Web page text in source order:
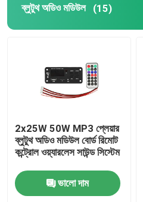
ব্লুটুথ অডিও মডিউল (15)
2x25W 50W MP3 প্লেয়ার
ব্লুটুথ অডিও মডিউল বোর্ড রিমোট
কন্ট্রোল ওয়্যারলেস সাউন্ড সিস্টেম
ভালো দাম